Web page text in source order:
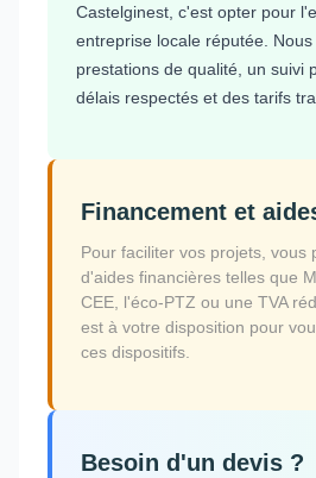
Castelginest, c'est opter pour
entreprise locale réputée.
prestations de qualité, un suivi
délais respectés et des tarifs
Financement et
Pour faciliter vos projets, vous
d'aides financières telles que
CEE, l'éco-PTZ ou une TVA
est à votre disposition pour
ces dispositifs.
Besoin d'un devis ?